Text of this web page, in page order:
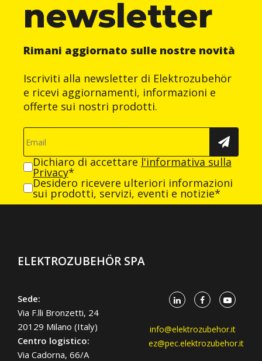
newsletter
Rimani aggiornato sulle nostre novità
Iscriviti alla newsletter di Elektrozubehör
e ricevi aggiornamenti, informazioni e
offerte sui nostri prodotti.
Dichiaro di accettare l'informativa sulla
Privacy*
Desidero ricevere ulteriori informazioni
sui prodotti, servizi, eventi e notizie*
ELEKTROZUBEHÖR SPA
Sede:
Via F.lli Bronzetti, 24
20129 Milano (Italy)
Centro logistico:
Via Cadorna, 66/A
info@elektrozubehor.it
ez@pec.elektrozubehor.it